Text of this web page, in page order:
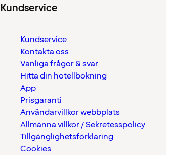
Kundservice
Kundservice
Kontakta oss
Vanliga frågor & svar
Hitta din hotellbokning
App
Prisgaranti
Användarvillkor webbplats
Allmänna villkor / Sekretesspolicy
Tillgänglighetsförklaring
Cookies